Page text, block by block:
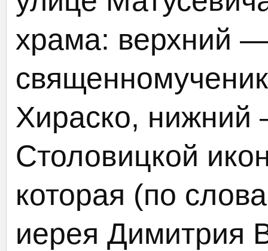
храма: верхний
Хираско, нижний
Столовицкой
которая (по
иерея Димитрия